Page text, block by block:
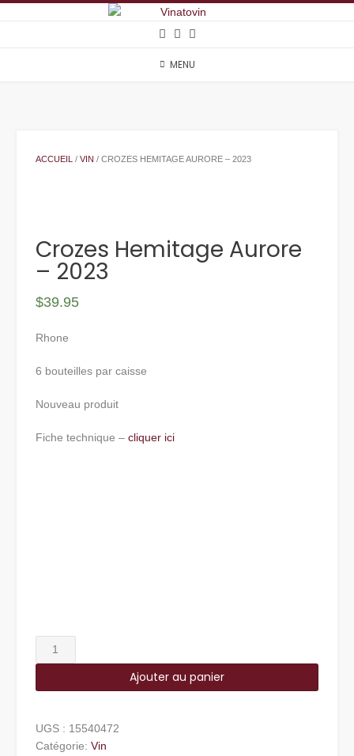
MENU
ACCUEIL / VIN / CROZES HEMITAGE AURORE – 2023
Crozes Hemitage Aurore
– 2023
$39.95
Rhone
6 bouteilles par caisse
Nouveau produit
Fiche technique – cliquer ici
quantité
de
-
2023
Ajouter au panier
UGS : 15540472
Catégorie: Vin